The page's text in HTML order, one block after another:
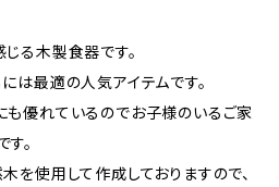
る木製食器です。
は最適の人気アイテムです。
も優れているのでお子様のいるご家
。
を使用して作成しておりますので、